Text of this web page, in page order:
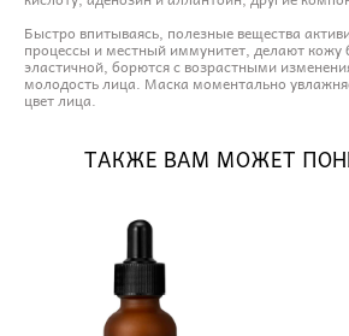
Быстро впитываясь, полезные вещества
процессы и местный иммунитет, делают кожу
эластичной, борются с возрастными
молодость лица. Маска моментально
цвет лица.
ТАКЖЕ ВАМ МОЖЕТ